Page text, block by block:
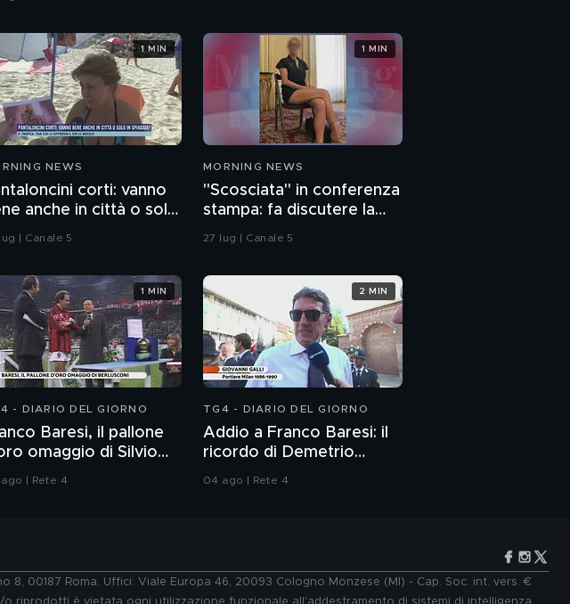
NEWS
corti: vanno
anche in città o solo
spiaggia?
| Canale 5
1 MIN
MORNING NEWS
"Scosciata" in conferenza
stampa: fa discutere la
vicesindaca di Livorno
27 lug | Canale 5
1 MIN
- DIARIO DEL GIORNO
Baresi, il pallone
omaggio di Silvio
| Rete 4
1 MIN
TG4 - DIARIO DEL GIORNO
Addio a Franco Baresi: il
ricordo di Demetrio
Albertini, Clarence
04 ago | Rete 4
2 MIN
8, 00187 Roma. Uffici: Viale Europa 46, 20093 Cologno Monzese (MI) - Cap. Soc. int. vers. €